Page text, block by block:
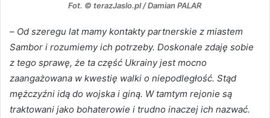
Fot. © terazJaslo.pl / Damian PALAR
– Od szeregu lat mamy kontakty partnerskie z miastem
Sambor i rozumiemy ich potrzeby. Doskonale zdaję sobie
z tego sprawę, że ta część Ukrainy jest mocno
zaangażowana w kwestię walki o niepodległość. Stąd
mężczyźni idą do wojska i giną. W tamtym rejonie są
traktowani jako bohaterowie i trudno inaczej ich nazwać.